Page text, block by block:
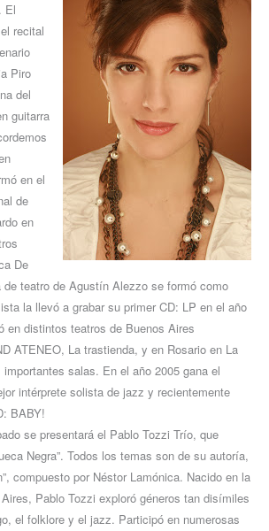
El
recital
Piro
del
guitarra
en el
de
en
De
teatro de Agustín Alezzo se formó como
la llevó a grabar su primer CD: LP en el año
en distintos teatros de Buenos Aires
ATENEO, La trastienda, y en Rosario en La
salas. En el año 2005 gana el
intérprete solista de jazz y recientemente
BABY!
se presentará el Pablo Tozzi Trío, que
Negra”. Todos los temas son de su autoría,
compuesto por Néstor Lamónica. Nacido en la
Pablo Tozzi exploró géneros tan disímiles
el folklore y el jazz. Participó en numerosas